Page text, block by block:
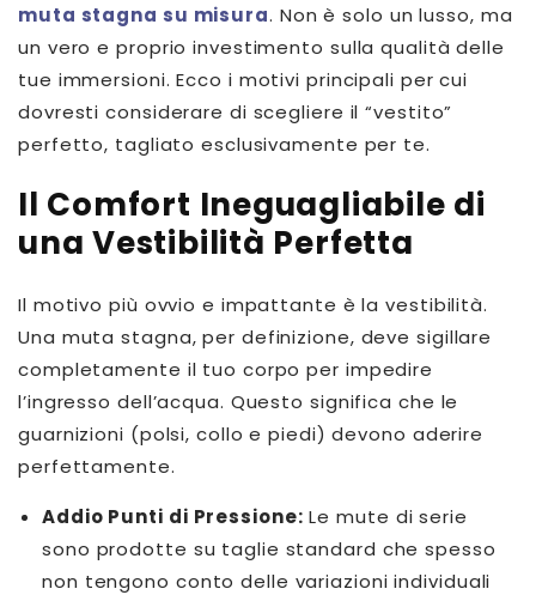
muta stagna su misura. Non è solo un lusso, ma
un vero e proprio investimento sulla qualità delle
tue immersioni. Ecco i motivi principali per cui
dovresti considerare di scegliere il “vestito”
perfetto, tagliato esclusivamente per te.
Il Comfort Ineguagliabile di
una Vestibilità Perfetta
Il motivo più ovvio e impattante è la vestibilità.
Una muta stagna, per definizione, deve sigillare
completamente il tuo corpo per impedire
l’ingresso dell’acqua. Questo significa che le
guarnizioni (polsi, collo e piedi) devono aderire
perfettamente.
Addio Punti di Pressione: Le mute di serie
sono prodotte su taglie standard che spesso
non tengono conto delle variazioni individuali